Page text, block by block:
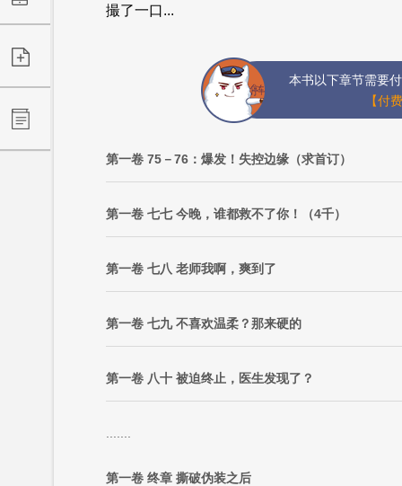
撮了一口...
本书以下章节需要
【付
第一卷 75－76：爆发！失控边缘（求首订）
第一卷 七七 今晚，谁都救不了你！（4千）
第一卷 七八 老师我啊，爽到了
第一卷 七九 不喜欢温柔？那来硬的
第一卷 八十 被迫终止，医生发现了？
第一卷 终章 撕破伪装之后